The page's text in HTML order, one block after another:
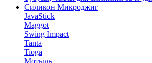
Силикон Микроджиг
JavaStick
Maggot
Swing Impact
Tanta
Tioga
Мотыль